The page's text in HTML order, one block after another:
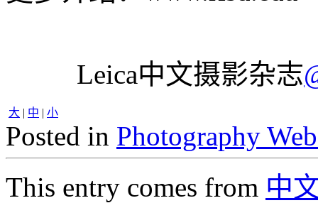
Leica中文摄影杂志
大 | 中 | 小
Posted in Photography
This entry comes from 中